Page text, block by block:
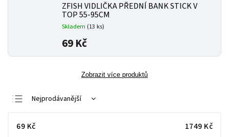
ZFISH VIDLIČKA PŘEDNÍ BANK STICK V
TOP 55-95CM
Skladem (13 ks)
69 Kč
Zobrazit více produktů
Nejprodávanější
Nejdražší
69 Kč 1749 Kč